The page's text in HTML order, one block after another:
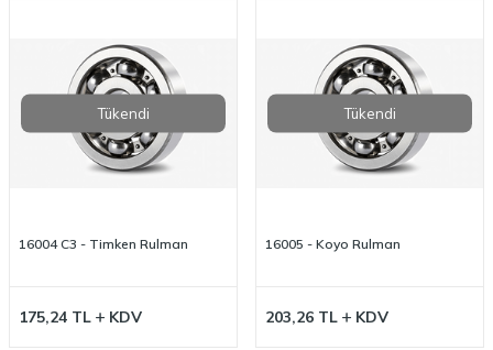
Tükendi
16004 C3 - Timken Rulman
175,24 TL KDV
Tükendi
16005 - Koyo Rulman
203,26 TL KDV